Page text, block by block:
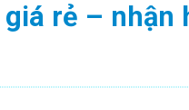
rẻ – nhận